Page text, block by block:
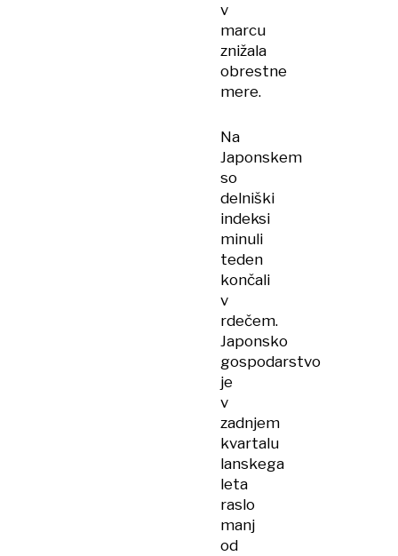
v
marcu
znižala
obrestne
mere.
Na
Japonskem
so
delniški
indeksi
minuli
teden
končali
v
rdečem.
Japonsko
gospodarstvo
je
v
zadnjem
kvartalu
lanskega
leta
raslo
manj
od